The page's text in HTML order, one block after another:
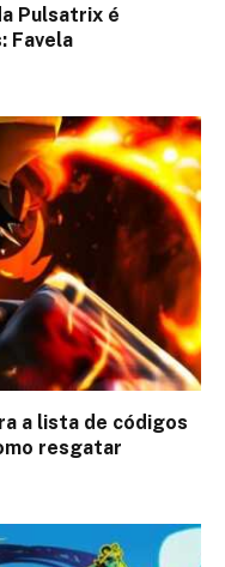
Pulsatrix é
Favela
a lista de códigos
resgatar